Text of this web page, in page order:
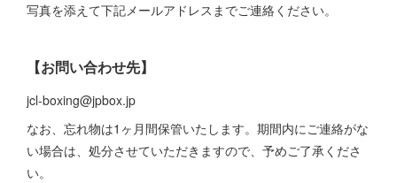
写真を添えて下記メールアドレスまでご連絡ください。
【お問い合わせ先】
jcl-boxing@jpbox.jp
なお、忘れ物は1ヶ月間保管いたします。期間内にご連絡がな
い場合は、処分させていただきますので、予めご了承くださ
い。